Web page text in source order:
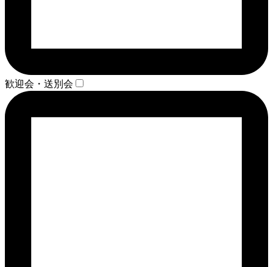
歓迎会・送別会